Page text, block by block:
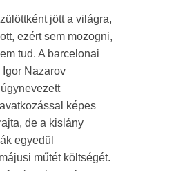
jött a világra,
ezért sem mozogni,
tud. A barcelonai
Nazarov
képes
de a kislány
egyedül
műtét költségét.